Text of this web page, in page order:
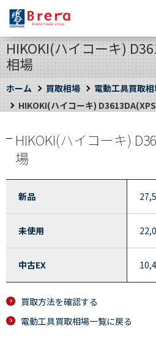
HIKOKI(ハイコーキ)
相場
ホーム 買取相場
電動工具買取
HIKOKI(ハイコーキ)
HIKOKI(ハイコーキ)
場
新品
未使用
中古EX
買取方法を確認する
電動工具買取相場一覧に戻る